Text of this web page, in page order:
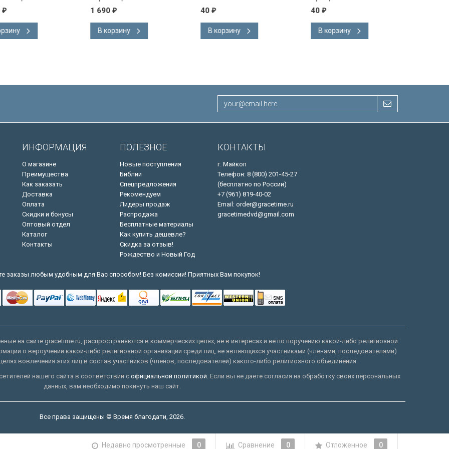
слова
Короля Иакова на
английском языке.
Словарь, карты, закладка,
подарочная вкладка, слова
ИНФОРМАЦИЯ
О магазине
Преимущества
Как заказать
Доставка
Оплата
Скидки и бонусы
Оптовый отдел
Каталог
Контакты
ПОЛЕЗНОЕ
Новые поступления
Библии
Спецпредложения
Рекомендуем
Лидеры продаж
Распродажа
Бесплатные материалы
Как купить дешевле?
Скидка за отзыв!
Рождество и Новый Год
КОНТАКТЫ
г. Майкоп
Телефон: 8 (800) 201-45-27
(бесплатно по России)
+7 (961) 819-40-02
Email: order@gracetime.ru
gracetimedvd@gmail.com
заказы любым удобным для Вас способом! Без комиссии! Приятных Вам покупок!
на сайте gracetime.ru, распространяются в коммерческих целях, не в интересах и не по поручению какой-либо религиозной
о вероучении какой-либо религиозной организации среди лиц, не являющихся участниками (членами, последователями)
вовлечения этих лиц в состав участников (членов, последователей) какого-либо религиозного объединения.
нашего сайта в соответствии с официальной политикой.Если вы не даете согласия на обработку своих персональных
данных, вам необходимо покинуть наш сайт.
Все права защищены © Время благодати, 2026.
Недавно просмотренные 0 Сравнение 0 Отложенное 0